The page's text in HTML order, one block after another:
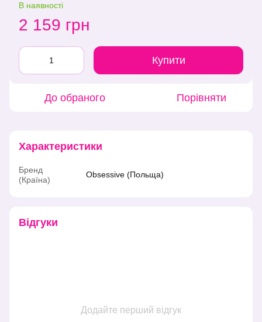
В наявності
2 159 грн
Купити
До обраного Порівняти
Характеристики
Бренд
(Країна)
Obsessive (Польща)
Відгуки
Додайте перший відгук